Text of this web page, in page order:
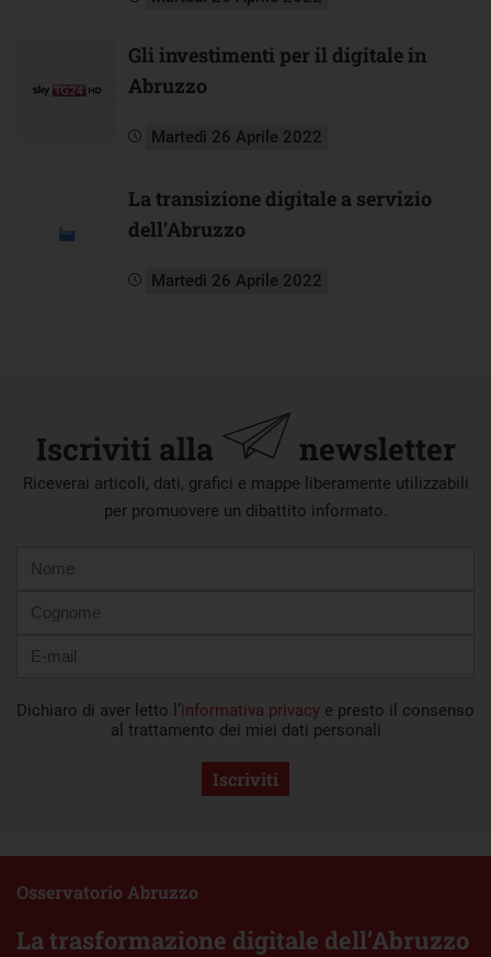
Gli investimenti per il digitale in
Abruzzo
Martedì 26 Aprile 2022
La transizione digitale a servizio
dell’Abruzzo
Martedì 26 Aprile 2022
Iscriviti alla newsletter
Riceverai articoli, dati, grafici e mappe liberamente utilizzabili
per promuovere un dibattito informato.
mail
Dichiaro di aver letto l’informativa privacy e presto il consenso
al trattamento dei miei dati personali
Iscriviti
La trasformazione digitale dell’Abruzzo
Osservatorio Abruzzo